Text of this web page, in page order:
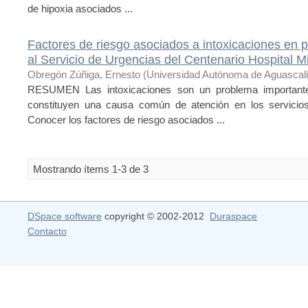
de hipoxia asociados ...
Factores de riesgo asociados a intoxicaciones en
al Servicio de Urgencias del Centenario Hospital
Obregón Zúñiga, Ernesto (Universidad Autónoma de
RESUMEN Las intoxicaciones son un problema
constituyen una causa común de atención en los
Conocer los factores de riesgo asociados ...
Mostrando ítems 1-3 de 3
DSpace software copyright © 2002-2012 Duraspace
Contacto